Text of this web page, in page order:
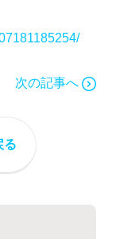
次の記事へ